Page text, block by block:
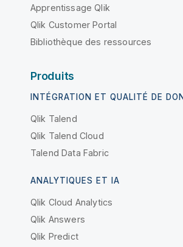
Apprentissage Qlik
Qlik Customer Portal
Bibliothèque des ressources
Produits
INTÉGRATION ET QUALITÉ DE
Qlik Talend
Qlik Talend Cloud
Talend Data Fabric
ANALYTIQUES ET IA
Qlik Cloud Analytics
Qlik Answers
Qlik Predict